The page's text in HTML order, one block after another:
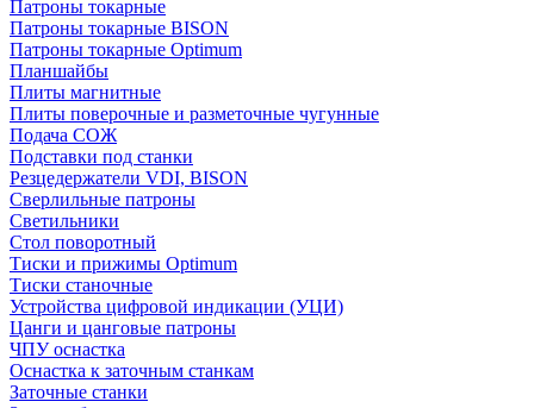
Патроны токарные
Патроны токарные BISON
Патроны токарные Optimum
Планшайбы
Плиты магнитные
Плиты поверочные и разметочные чугунные
Подача СОЖ
Подставки под станки
Резцедержатели VDI, BISON
Сверлильные патроны
Светильники
Стол поворотный
Тиски и прижимы Optimum
Тиски станочные
Устройства цифровой индикации (УЦИ)
Цанги и цанговые патроны
ЧПУ оснастка
Оснастка к заточным станкам
Заточные станки